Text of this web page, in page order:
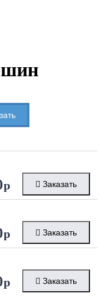
шин
р Заказать
р Заказать
р Заказать